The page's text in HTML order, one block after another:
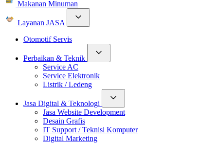
Makanan Minuman
Layanan JASA
Otomotif Servis
Perbaikan & Teknik
Service AC
Service Elektronik
Listrik / Ledeng
Jasa Digital & Teknologi
Jasa Website Development
Desain Grafis
IT Support / Teknisi Komputer
Digital Marketing